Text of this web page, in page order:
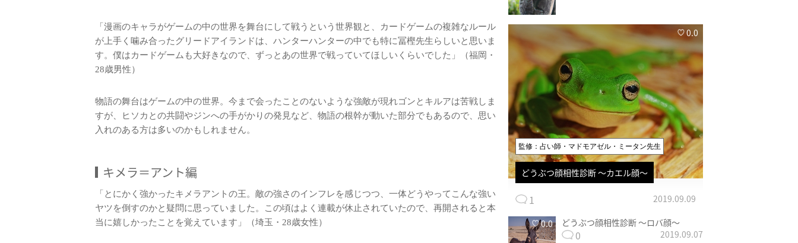
「漫画のキャラがゲームの中の世界を舞台にして戦うという世界観と、カードゲームの複雑なルール
が上手く噛み合ったグリードアイランドは、ハンターハンターの中でも特に冨樫先生らしいと思いま
す。僕はカードゲームも大好きなので、ずっとあの世界で戦っていてほしいくらいでした」（福岡・
28歳男性）
物語の舞台はゲームの中の世界。今まで会ったことのないような強敵が現れゴンとキルアは苦戦しま
すが、ヒソカとの共闘やジンへの手がかりの発見など、物語の根幹が動いた部分でもあるので、思い
入れのある方は多いのかもしれません。
キメラ＝アント編
「とにかく強かったキメラアントの王。敵の強さのインフレを感じつつ、一体どうやってこんな強い
ヤツを倒すのかと疑問に思っていました。この頃はよく連載が休止されていたので、再開されると本
当に嬉しかったことを覚えています」（埼玉・28歳女性）
0.0
監修：占い師・マドモアゼル・ミータン先生
どうぶつ顔相性診断 〜カエル顔〜
1 2019.09.09
0.0 どうぶつ顔相性診断 〜ロバ顔〜
0 2019.09.07